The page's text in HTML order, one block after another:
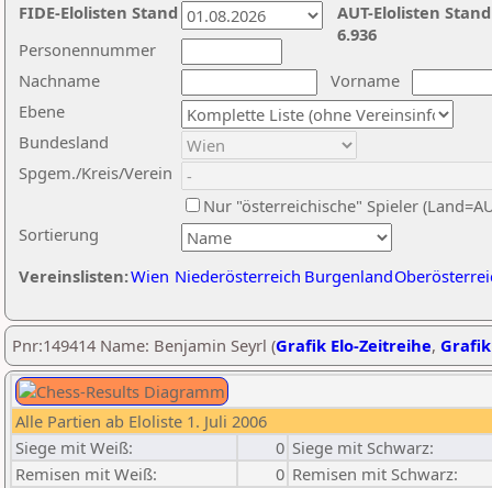
Nachname
Vorname
Ebene
Sortierung
Personennummer
Bundesland
Spgem./Kreis/Verein
Nur "österreichische" Spieler
Vereinslisten:Wien Niederösterreich Burgenland
AUT-Elolisten
6.936
FIDE-Elolisten Stand
Pnr:149414 Name: Benjamin Seyrl (Grafik Elo-Zeitreihe,
Alle Partien ab Eloliste 1. Juli 2006
Siege mit Weiß:
0 Siege mit Schwarz:
Remisen mit Weiß:
0 Remisen mit Schwarz: